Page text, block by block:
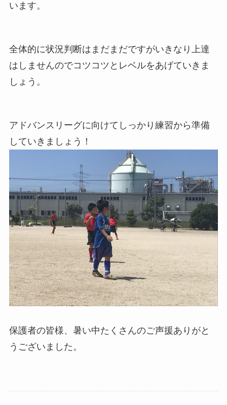
います。
全体的に状況判断はまだまだですがいきなり上達
はしませんのでコツコツとレベルをあげていきま
しょう。
アドバンスリーグに向けてしっかり練習から準備
していきましょう！
保護者の皆様、暑い中たくさんのご声援ありがと
うございました。